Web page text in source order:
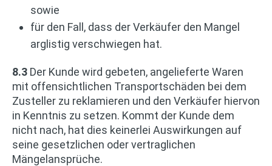
sowie
für den Fall, dass der Verkäufer den Mangel
arglistig verschwiegen hat.
8.3 Der Kunde wird gebeten, angelieferte Waren
mit offensichtlichen Transportschäden bei dem
Zusteller zu reklamieren und den Verkäufer hiervon
in Kenntnis zu setzen. Kommt der Kunde dem
nicht nach, hat dies keinerlei Auswirkungen auf
seine gesetzlichen oder vertraglichen
Mängelansprüche.